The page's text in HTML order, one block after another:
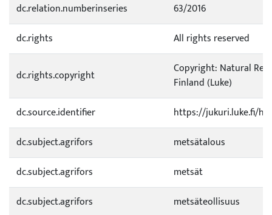
dc.relation.numberinseries
63/2016
dc.rights
All rights reserved
dc.rights.copyright
Copyright: Natural
Finland (Luke)
dc.source.identifier
https://jukuri.luke.fi/
dc.subject.agrifors
metsätalous
dc.subject.agrifors
metsät
dc.subject.agrifors
metsäteollisuus